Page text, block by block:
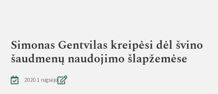
Simonas Gentvilas kreipėsi dėl švino
šaudmenų naudojimo šlapžemėse
2020 1 rugsėjo